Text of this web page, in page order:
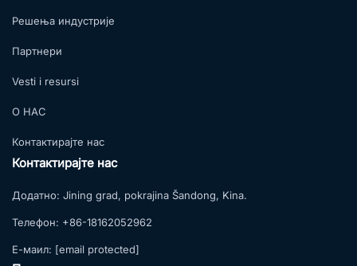
Решења индустрије
Партнери
Vesti i resursi
О НАС
Контактирајте нас
Контактирајте нас
Додатно: Jining grad, pokrajina Šandong, Kina.
Телефон: +86-18162052962
Е-маил: [email protected]